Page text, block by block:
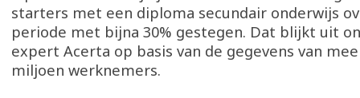
starters met een diploma secundair onderwijs
periode met bijna 30% gestegen. Dat blijkt uit
expert Acerta op basis van de gegevens van
miljoen werknemers.